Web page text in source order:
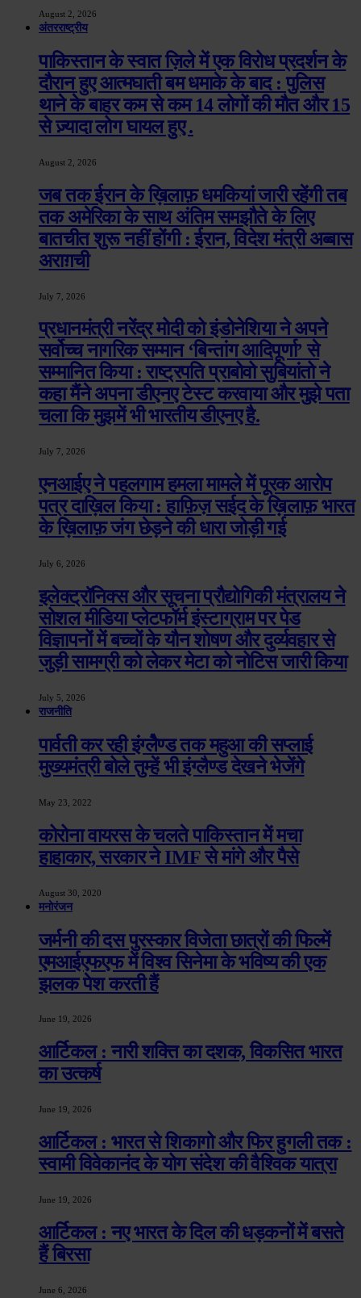
August 2, 2026
अंतरराष्ट्रीय
पाकिस्तान के स्वात ज़िले में एक विरोध प्रदर्शन के
दौरान हुए आत्मघाती बम धमाके के बाद : पुलिस
थाने के बाहर कम से कम 14 लोगों की मौत और 15
से ज़्यादा लोग घायल हुए .
August 2, 2026
जब तक ईरान के ख़िलाफ़ धमकियां जारी रहेंगी तब
तक अमेरिका के साथ अंतिम समझौते के लिए
बातचीत शुरू नहीं होंगी : ईरान, विदेश मंत्री अब्बास
अराग़ची
July 7, 2026
प्रधानमंत्री नरेंद्र मोदी को इंडोनेशिया ने अपने
सर्वोच्च नागरिक सम्मान ‘बिन्तांग आदिपूर्णा’ से
सम्मानित किया : राष्ट्रपति प्राबोवो सुबियांतो ने
कहा मैंने अपना डीएनए टेस्ट करवाया और मुझे पता
चला कि मुझमें भी भारतीय डीएनए है.
July 7, 2026
एनआईए ने पहलगाम हमला मामले में पूरक आरोप
पत्र दाख़िल किया : हाफ़िज़ सईद के ख़िलाफ़ भारत
के ख़िलाफ़ जंग छेड़ने की धारा जोड़ी गई
July 6, 2026
इलेक्ट्रॉनिक्स और सूचना प्रौद्योगिकी मंत्रालय ने
सोशल मीडिया प्लेटफॉर्म इंस्टाग्राम पर पेड
विज्ञापनों में बच्चों के यौन शोषण और दुर्व्यवहार से
जुड़ी सामग्री को लेकर मेटा को नोटिस जारी किया
July 5, 2026
राजनीति
पार्वती कर रही इंग्लेैण्ड तक महुआ की सप्लाई
मुख्यमंत्री बोले तुम्हें भी इंग्लैण्ड देखने भेजेंगे
May 23, 2022
कोरोना वायरस के चलते पाकिस्तान में मचा
हाहाकार, सरकार ने IMF से मांगे और पैसे
August 30, 2020
मनोरंजन
जर्मनी की दस पुरस्कार विजेता छात्रों की फिल्में
एमआईएफएफ में विश्व सिनेमा के भविष्य की एक
झलक पेश करती हैं
June 19, 2026
आर्टिकल : नारी शक्ति का दशक, विकसित भारत
का उत्कर्ष
June 19, 2026
आर्टिकल : भारत से शिकागो और फिर हुगली तक :
स्वामी विवेकानंद के योग संदेश की वैश्विक यात्रा
June 19, 2026
आर्टिकल : नए भारत के दिल की धड़कनों में बसते
हैं बिरसा
June 6, 2026